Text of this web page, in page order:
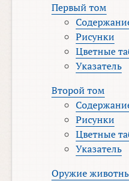
Первый том
Рисунки
Цветные
Указатель
Второй том
Рисунки
Цветные
Указатель
Оружие